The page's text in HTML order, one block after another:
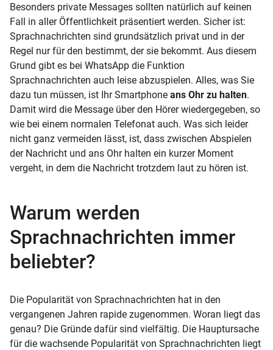
Besonders private Messages sollten natürlich auf keinen
Fall in aller Öffentlichkeit präsentiert werden. Sicher ist:
Sprachnachrichten sind grundsätzlich privat und in der
Regel nur für den bestimmt, der sie bekommt. Aus diesem
Grund gibt es bei WhatsApp die Funktion
Sprachnachrichten auch leise abzuspielen. Alles, was Sie
dazu tun müssen, ist Ihr Smartphone ans Ohr zu halten.
Damit wird die Message über den Hörer wiedergegeben, so
wie bei einem normalen Telefonat auch. Was sich leider
nicht ganz vermeiden lässt, ist, dass zwischen Abspielen
der Nachricht und ans Ohr halten ein kurzer Moment
vergeht, in dem die Nachricht trotzdem laut zu hören ist.
Warum werden
Sprachnachrichten immer
beliebter?
Die Popularität von Sprachnachrichten hat in den
vergangenen Jahren rapide zugenommen. Woran liegt das
genau? Die Gründe dafür sind vielfältig. Die Hauptursache
für die wachsende Popularität von Sprachnachrichten liegt